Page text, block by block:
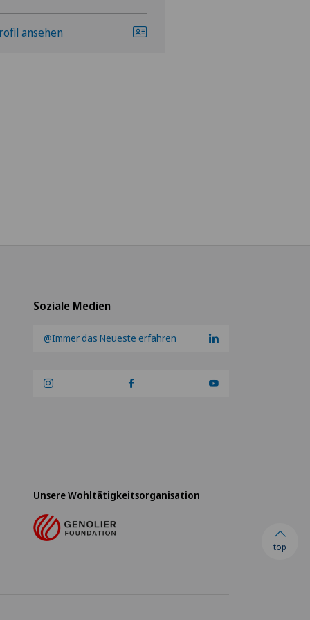
ansehen
Soziale Medien
@Immer das Neueste erfahren
Unsere Wohltätigkeitsorganisation
top